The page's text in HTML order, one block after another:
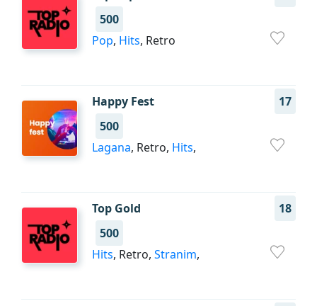
500
Pop, Hits, Retro
Happy Fest
17
500
Lagana, Retro, Hits,
Top Gold
18
500
Hits, Retro, Stranim,